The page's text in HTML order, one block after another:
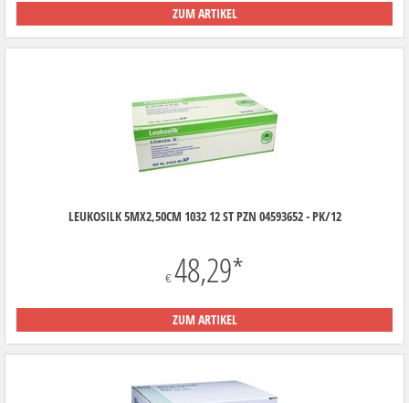
ZUM ARTIKEL
LEUKOSILK 5MX2,50CM 1032 12 ST PZN 04593652 - PK/12
€ 48,29*
ZUM ARTIKEL